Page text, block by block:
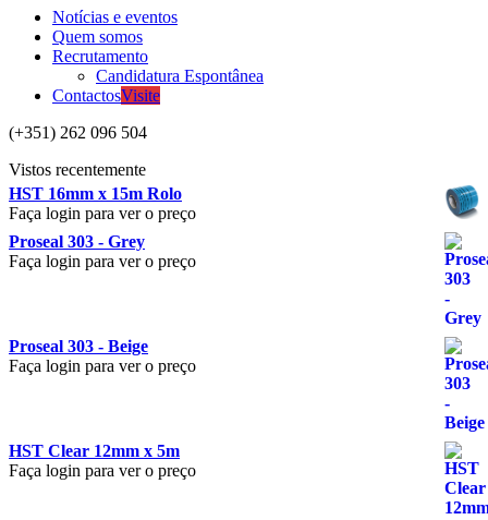
Notícias e eventos
Quem somos
Recrutamento
Candidatura Espontânea
ContactosVisite
(+351) 262 096 504
Vistos recentemente
HST 16mm x 15m Rolo
Faça login para ver o preço
Proseal 303 - Grey
Faça login para ver o preço
Proseal 303 - Beige
Faça login para ver o preço
HST Clear 12mm x 5m
Faça login para ver o preço